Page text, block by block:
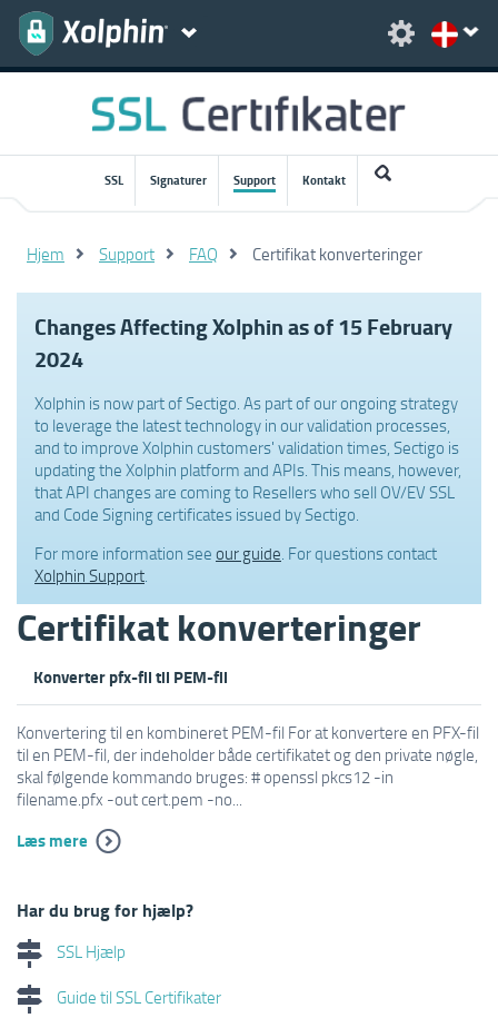
SSL Signaturer Support Kontakt
Hjem Support FAQ Certifikat konverteringer
Changes Affecting Xolphin as of 15 February
2024
Xolphin is now part of Sectigo. As part of our ongoing strategy
to leverage the latest technology in our validation processes,
and to improve Xolphin customers' validation times, Sectigo is
updating the Xolphin platform and APIs. This means, however,
that API changes are coming to Resellers who sell OV/EV SSL
and Code Signing certificates issued by Sectigo.
For more information see our guide . For questions contact
Xolphin Support
Certifikat konverteringer
Konverter pfx-fil til PEM-fil
Konvertering til en kombineret PEM-fil For at konvertere en PFX-fil
til en PEM-fil, der indeholder både certifikatet og den private nøgle,
skal følgende kommando bruges: # openssl pkcs12 -in
filename.pfx -out cert.pem -no...
Læs mere
Har du brug for hjælp?
SSL Hjælp
Guide til SSL Certifikater